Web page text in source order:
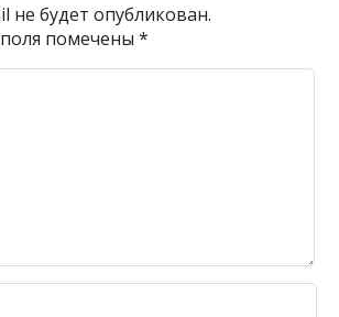
не будет опубликован.
помечены*